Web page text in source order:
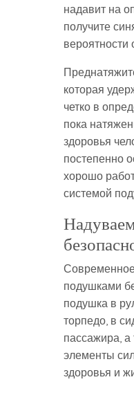
надавит на
получите
вероятности
которая
четко в
пока
здоровья
постепенно
хорошо
системой
подушками
подушка в
торпедо, в
пассажира,
элементы
здоровья и